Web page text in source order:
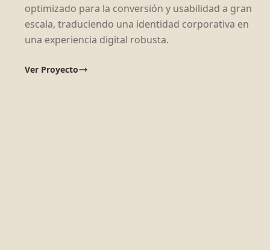
optimizado para la conversión y usabilidad a gran
escala, traduciendo una identidad corporativa en
una experiencia digital robusta.
Ver Proyecto